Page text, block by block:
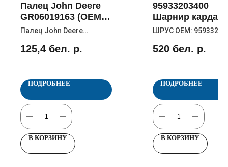
Палец John Deere
GR06019163 (OEM
R169163)
Палец John Deere
R169163
125,4 бел. р.
ПОДРОБНЕЕ
В КОРЗИНУ
95933203400
Шарнир
вала John Deere
ШРУС OEM:
Deere / FENDT)
520 бел. р.
ПОДРОБНЕЕ
В КОРЗИНУ